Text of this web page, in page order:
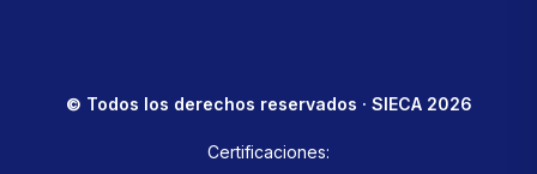
© Todos los derechos reservados · SIECA 2026
Certificaciones: